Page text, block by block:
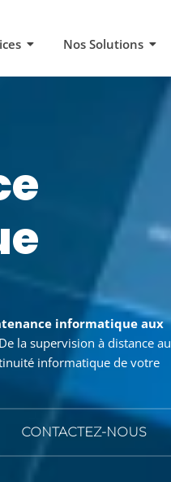
Nos Solutions
informatique aux
la supervision à distance au
informatique de votre
CONTACTEZ-NOUS